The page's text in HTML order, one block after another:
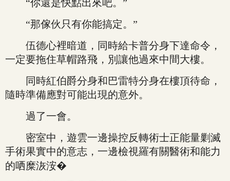
“你還是快點出來吧。”
“那傢伙只有你能搞定。”
伍德心裡暗道，同時給卡普分身下達命令，
一定要拖住草帽路飛，別讓他過來中間大樓。
同時紅伯爵分身和巴雷特分身在樓頂待命，
隨時準備應對可能出現的意外。
過了一會。
密室中，遊雲一邊操控反轉術士正能量剿滅
手術果實中的意志，一邊檢視羅有關醫術和能力
的哂糜洃洝�